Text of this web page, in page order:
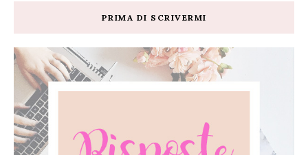
PRIMA DI SCRIVERMI